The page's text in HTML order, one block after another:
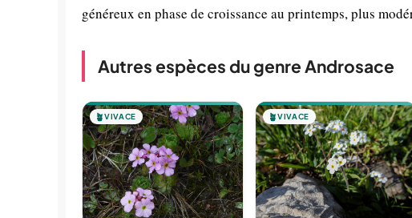
généreux en phase de croissance au printemps, plus
Autres espèces du genre Androsace
🪴VIVACE 🪴VIVACE